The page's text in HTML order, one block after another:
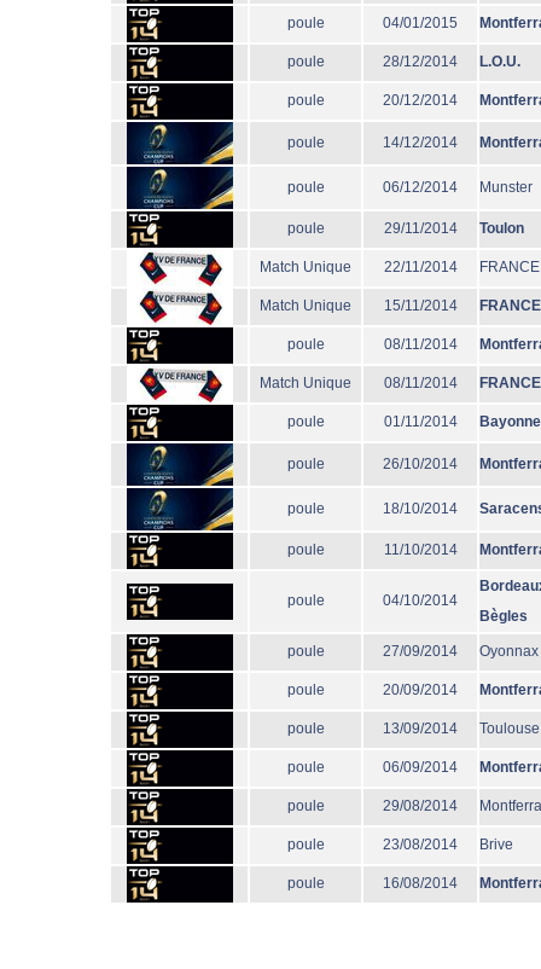
poule 04/01/2015
poule 28/12/2014 L.O.U.
poule 20/12/2014
poule 14/12/2014
poule 06/12/2014 Munster
poule 29/11/2014 Toulon
Match Unique 22/11/2014 FRANCE
Match Unique 15/11/2014 FRANCE
poule 08/11/2014
Match Unique 08/11/2014 FRANCE
poule 01/11/2014 Bayonne
poule 26/10/2014
poule 18/10/2014
poule 11/10/2014
poule 04/10/2014
Bègles
poule 27/09/2014 Oyonnax
poule 20/09/2014
poule 13/09/2014 Toulouse
poule 06/09/2014
poule 29/08/2014
poule 23/08/2014 Brive
poule 16/08/2014